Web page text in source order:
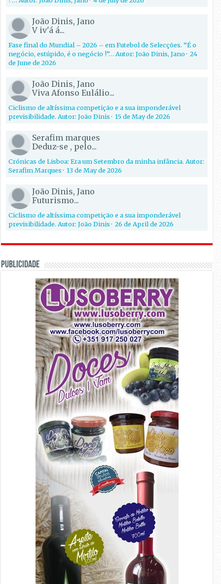
João Dinis, Jano
V iv'á á...
Fase final do Mundial – 2026 – em Futebol de Selecções. “É o
negócio, estúpido, é o negócio !”… Autor: João Dinis, Jano·24
de June de 2026
João Dinis, Jano
Viva Afonso Eulálio...
Ciclismo de altíssima competição e a sua imponderável
previsibilidade. Autor: João Dinis·15 de May de 2026
Serafim marques
Deduz-se , pelo...
Crónicas de Lisboa: Era um Setembro da minha infância. Autor:
Serafim Marques·13 de May de 2026
João Dinis, Jano
Futurismo...
Ciclismo de altíssima competição e a sua imponderável
previsibilidade. Autor: João Dinis·26 de April de 2026
PUBLICIDADE